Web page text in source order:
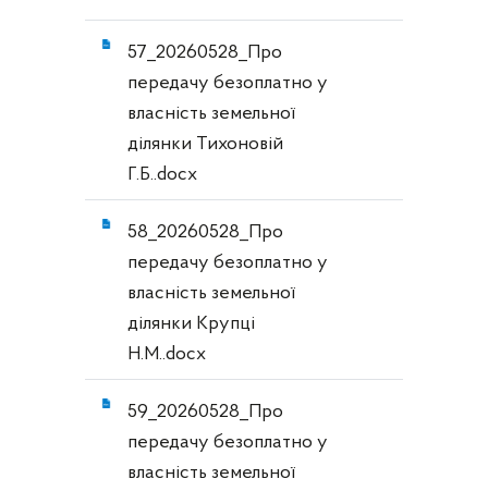
57_20260528_Про
передачу безоплатно у
власність земельної
ділянки Тихоновій
Г.Б..docx
58_20260528_Про
передачу безоплатно у
власність земельної
ділянки Крупці
Н.М..docx
59_20260528_Про
передачу безоплатно у
власність земельної